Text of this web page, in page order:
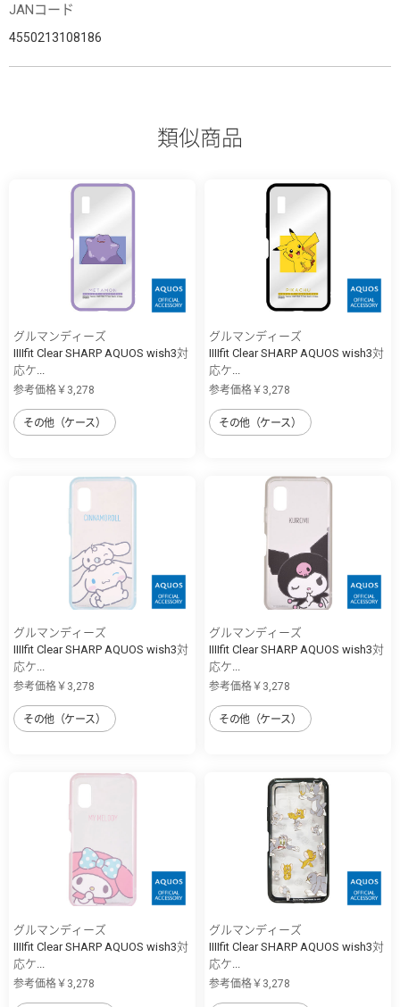
JANコード
4550213108186
類似商品
グルマンディーズ
IIIIfit Clear SHARP AQUOS wish3対
応ケ...
参考価格￥3,278
その他（ケース）
グルマンディーズ
IIIIfit Clear SHARP AQUOS wish3対
応ケ...
参考価格￥3,278
その他（ケース）
グルマンディーズ
IIIIfit Clear SHARP AQUOS wish3対
応ケ...
参考価格￥3,278
その他（ケース）
グルマンディーズ
IIIIfit Clear SHARP AQUOS wish3対
応ケ...
参考価格￥3,278
その他（ケース）
グルマンディーズ
IIIIfit Clear SHARP AQUOS wish3対
応ケ...
参考価格￥3,278
グルマンディーズ
IIIIfit Clear SHARP AQUOS wish3対
応ケ...
参考価格￥3,278